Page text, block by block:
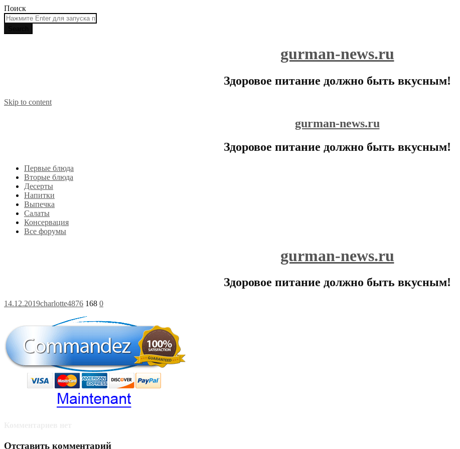
Поиск
gurman-news.ru
Здоровое питание должно быть вкусным!
Skip to content
gurman-news.ru
Здоровое питание должно быть вкусным!
Первые блюда
Вторые блюда
Десерты
Напитки
Выпечка
Салаты
Консервация
Все форумы
gurman-news.ru
Здоровое питание должно быть вкусным!
14.12.2019charlotte4876 168 0
Отставить комментарий